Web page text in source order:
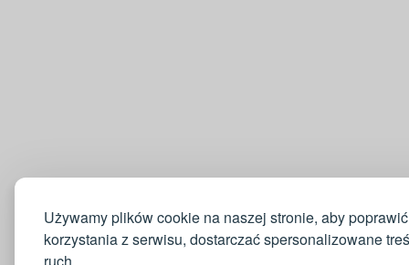
Używamy plików cookie na naszej stronie, aby
korzystania z serwisu, dostarczać spersonalizowane